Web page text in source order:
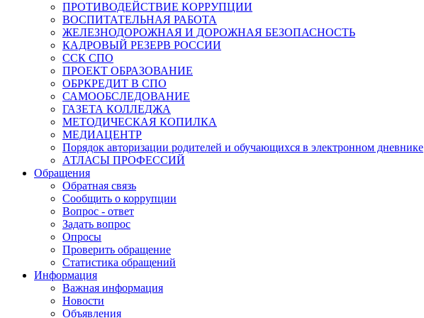
ПРОТИВОДЕЙСТВИЕ КОРРУПЦИИ
ВОСПИТАТЕЛЬНАЯ РАБОТА
ЖЕЛЕЗНОДОРОЖНАЯ И ДОРОЖНАЯ БЕЗОПАСНОСТЬ
КАДРОВЫЙ РЕЗЕРВ РОССИИ
ССК СПО
ПРОЕКТ ОБРАЗОВАНИЕ
ОБРКРЕДИТ В СПО
САМООБСЛЕДОВАНИЕ
ГАЗЕТА КОЛЛЕДЖА
МЕТОДИЧЕСКАЯ КОПИЛКА
МЕДИАЦЕНТР
Порядок авторизации родителей и обучающихся в электронном дневнике
АТЛАСЫ ПРОФЕССИЙ
Обращения
Обратная связь
Сообщить о коррупции
Вопрос - ответ
Задать вопрос
Опросы
Проверить обращение
Статистика обращений
Информация
Важная информация
Новости
Объявления